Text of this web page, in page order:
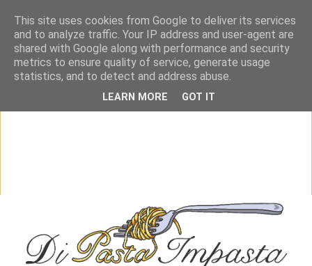
This site uses cookies from Google to deliver its services
and to analyze traffic. Your IP address and user-agent are
shared with Google along with performance and security
metrics to ensure quality of service, generate usage
statistics, and to detect and address abuse.
LEARN MORE GOT IT